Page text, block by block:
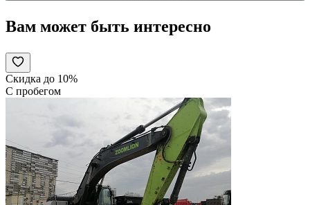
Вам может быть интересно
Скидка до 10%
С пробегом